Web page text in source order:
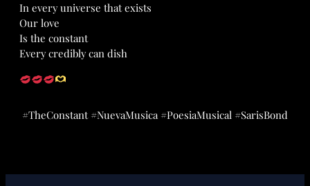
In every universe that exists
Our love
Is the constant
Every credibly can dish
#TheConstant #NuevaMusica #PoesiaMusical #SarisBond